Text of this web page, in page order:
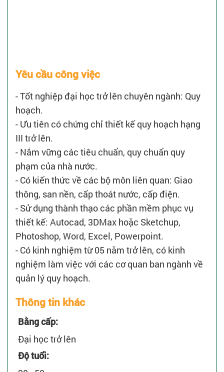
Yêu cầu công việc
- Tốt nghiệp đại học trở lên chuyên ngành: Quy
hoạch.
- Ưu tiên có chứng chỉ thiết kế quy hoạch hạng
III trở lên.
- Nắm vững các tiêu chuẩn, quy chuẩn quy
phạm của nhà nước.
- Có kiến thức về các bộ môn liên quan: Giao
thông, san nền, cấp thoát nước, cấp điện.
- Sử dụng thành thạo các phần mềm phục vụ
thiết kế: Autocad, 3DMax hoặc Sketchup,
Photoshop, Word, Excel, Powerpoint.
- Có kinh nghiệm từ 05 năm trở lên, có kinh
nghiệm làm việc với các cơ quan ban ngành về
quản lý quy hoạch.
Thông tin khác
Bằng cấp:
Đại học trở lên
Độ tuổi: